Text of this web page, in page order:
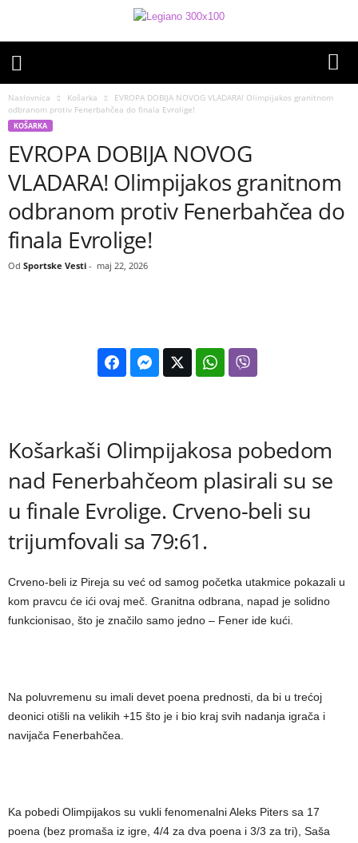
Naslovnica Košarka
EVROPA DOBIJA NOVOG VLADARA! Olimpijakos granitnom
odbranom protiv Fenerbahčea do finala Evrolige!
KOŠARKA
EVROPA DOBIJA NOVOG
VLADARA! Olimpijakos granitnom
odbranom protiv Fenerbahčea do
finala Evrolige!
Od Sportske Vesti - maj 22, 2026
Košarkaši Olimpijakosa pobedom
nad Fenerbahčeom plasirali su se
u finale Evrolige. Crveno-beli su
trijumfovali sa 79:61.
Crveno-beli iz Pireja su već od samog početka utakmice pokazali u
kom pravcu će ići ovaj meč. Granitna odbrana, napad je solidno
funkcionisao, što je značilo samo jedno – Fener ide kući.
Na poluvremenu su imali devet poena prednosti, da bi u trećoj
deonici otišli na velikih +15 što je i bio kraj svih nadanja igrača i
navijača Fenerbahčea.
Ka pobedi Olimpijakos su vukli fenomenalni Aleks Piters sa 17
poena (bez promaša iz igre, 4/4 za dva poena i 3/3 za tri), Saša